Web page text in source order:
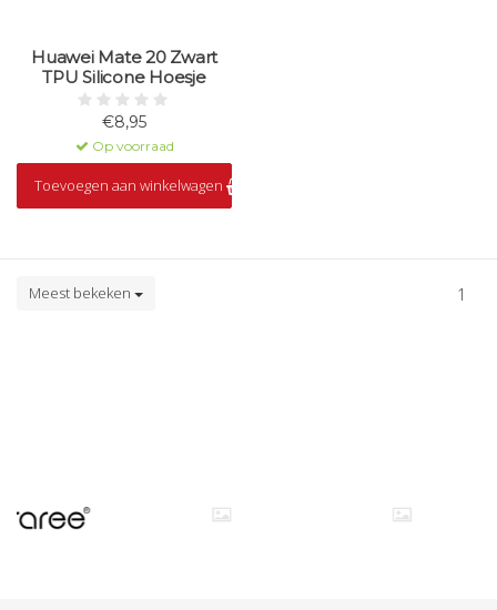
Huawei Mate 20 Zwart
TPU Silicone Hoesje
€8,95
Op voorraad
Toevoegen aan winkelwagen
Meest bekeken 1